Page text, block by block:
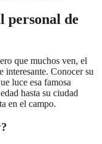
personal de
que muchos ven, el
interesante. Conocer su
luce esa famosa
hasta su ciudad
en el campo.